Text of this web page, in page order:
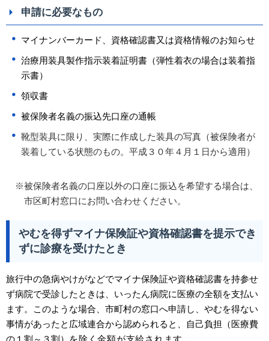
申請に必要なもの
マイナンバーカード、資格確認書又は資格情報のお知らせ
治療用装具製作指示装着証明書（弾性着衣の場合は装着指
示書）
領収書
被保険者名義の振込先口座の通帳
靴型装具に限り、実際に作成した装具の写真（被保険者が
装着している状態のもの。平成３０年４月１日から適用）
※被保険者名義の口座以外の口座に振込を希望する場合は、
市区町村窓口にお問い合わせください。
やむを得ずマイナ保険証や資格確認書を提示でき
ずに診療を受けたとき
旅行中の急病やけがなどでマイナ保険証や資格確認書を持参せ
ず病院で受診したときは、いったん病院に医療の全額を支払い
ます。このような場合、市町村の窓口へ申請し、やむを得ない
事情があったと広域連合から認められると、自己負担（医療費
の１割～３割）
を除く金額が支給されます。